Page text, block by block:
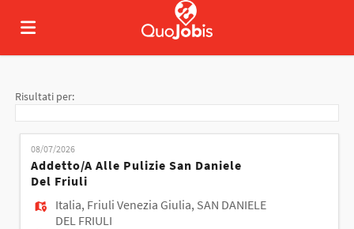
Offerte
di
Carica
Risultati per:
08/07/2026
Addetto/a Alle Pulizie San Daniele
Del Friuli
Italia, Friuli Venezia Giulia, SAN DANIELE
DEL FRIULI